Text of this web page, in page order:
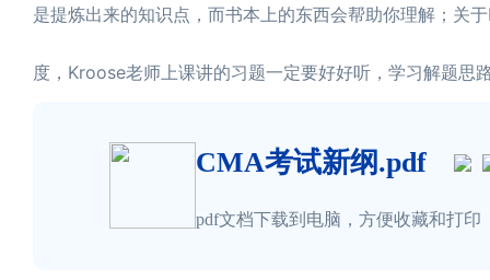
是提炼出来的知识点，而书本上的东西会帮助你理解；关
度，Kroose老师上课讲的习题一定要好好听，学习解题思
CMA考试新纲.pdf
pdf文档下载到电脑，方便收藏和打印